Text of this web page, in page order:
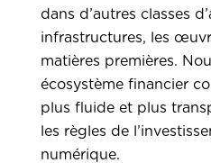
dans d’autres classes
infrastructures, les
matières premières.
écosystème financier
plus fluide et plus
les règles de
numérique.